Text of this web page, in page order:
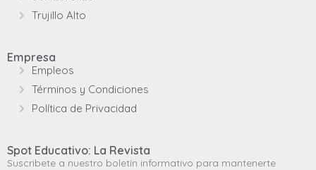
Trujillo Alto
Empresa
Empleos
Términos y Condiciones
Política de Privacidad
Spot Educativo: La Revista
Suscribete a nuestro boletín informativo para mantenerte